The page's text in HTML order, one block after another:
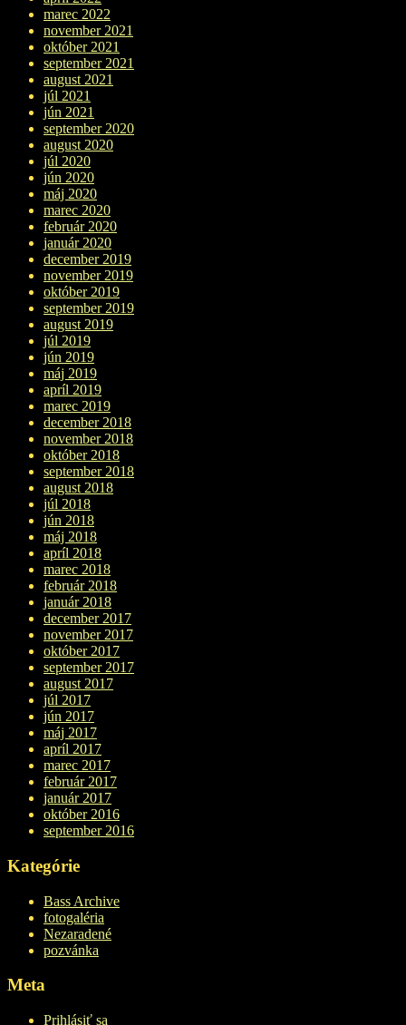
marec 2022
november 2021
október 2021
september 2021
august 2021
júl 2021
jún 2021
september 2020
august 2020
júl 2020
jún 2020
máj 2020
marec 2020
február 2020
január 2020
december 2019
november 2019
október 2019
september 2019
august 2019
júl 2019
jún 2019
máj 2019
apríl 2019
marec 2019
december 2018
november 2018
október 2018
september 2018
august 2018
júl 2018
jún 2018
máj 2018
apríl 2018
marec 2018
február 2018
január 2018
december 2017
november 2017
október 2017
september 2017
august 2017
júl 2017
jún 2017
máj 2017
apríl 2017
marec 2017
február 2017
január 2017
október 2016
september 2016
Kategórie
Bass Archive
fotogaléria
Nezaradené
pozvánka
Meta
Prihlásiť sa